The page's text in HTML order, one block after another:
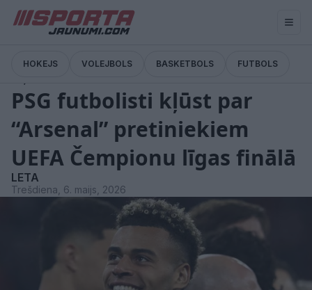
HOKEJS VOLEJBOLS BASKETBOLS FUTBOLS
PSG futbolisti kļūst par
“Arsenal” pretiniekiem
UEFA Čempionu līgas finālā
LETA
Trešdiena, 6. maijs, 2026